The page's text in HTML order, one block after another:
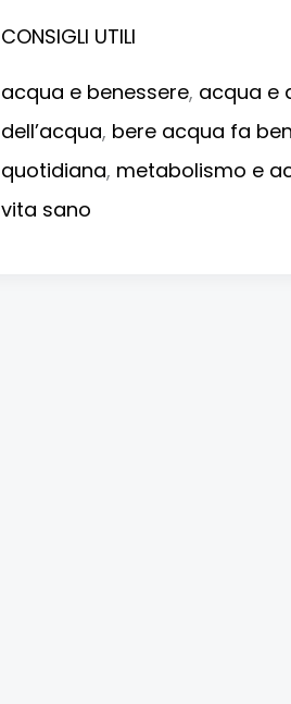
CONSIGLI UTILI
acqua e benessere, acqua e
dell’acqua, bere acqua fa
quotidiana, metabolismo e
vita sano